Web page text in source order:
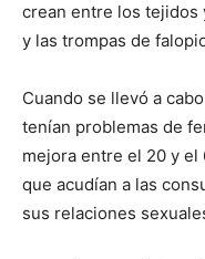
crean entre los tejidos
y las trompas de
Cuando se llevó a
tenían problemas de
mejora entre el 20 y el
que acudían a las
sus relaciones